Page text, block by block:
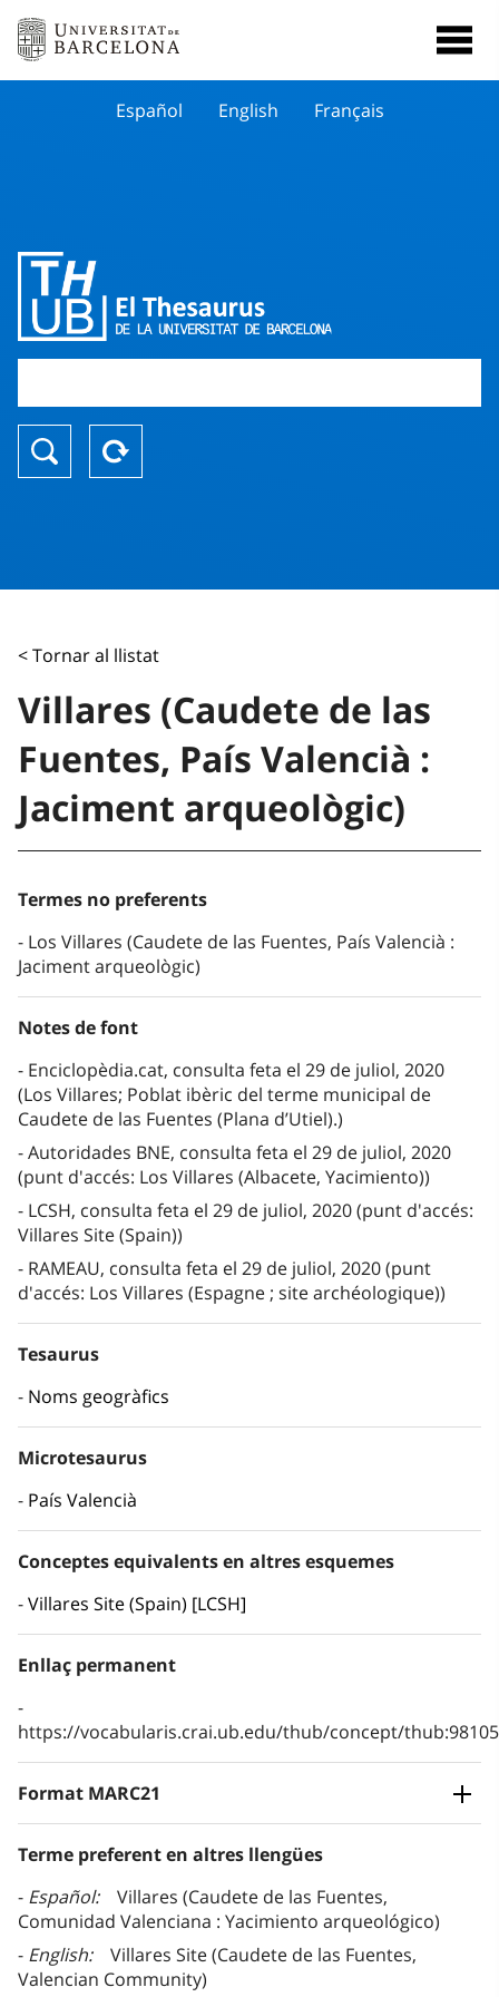
Español English Français
< Tornar al llistat
Villares (Caudete de las
Fuentes, País Valencià :
Jaciment arqueològic)
Termes no preferents
Los Villares (Caudete de las Fuentes, País Valencià :
Jaciment arqueològic)
Notes de font
Enciclopèdia.cat, consulta feta el 29 de juliol, 2020
(Los Villares; Poblat ibèric del terme municipal de
Caudete de las Fuentes (Plana d’Utiel).)
Autoridades BNE, consulta feta el 29 de juliol, 2020
(punt d'accés: Los Villares (Albacete, Yacimiento))
LCSH, consulta feta el 29 de juliol, 2020 (punt d'accés:
Villares Site (Spain))
RAMEAU, consulta feta el 29 de juliol, 2020 (punt
d'accés: Los Villares (Espagne ; site archéologique))
Tesaurus
Noms geogràfics
Microtesaurus
País Valencià
Conceptes equivalents en altres esquemes
Villares Site (Spain) [LCSH]
Enllaç permanent
https://vocabularis.crai.ub.edu/thub/concept/
Format MARC21
Terme preferent en altres llengües
Español
Villares (Caudete de las Fuentes,
Comunidad Valenciana : Yacimiento arqueológico)
English
Villares Site (Caudete de las Fuentes,
Valencian Community)